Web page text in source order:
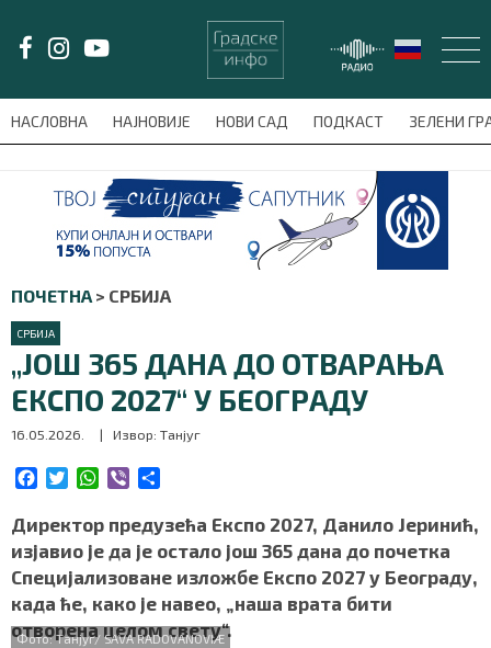
НАСЛОВНА НАЈНОВИЈЕ НОВИ САД ПОДКАСТ ЗЕЛЕНИ
meni'); $this_item = current( wp_filter_object_list(
ПОЧЕТНА > СРБИЈА
СРБИЈА
„ЈОШ 365 ДАНА ДО ОТВАРАЊА
ЕКСПО 2027“ У БЕОГРАДУ
16.05.2026. | Извор: Танјуг
c
e
b
o
o
k
i
t
t
e
r
W
a
t
s
A
p
p
b
e
r
a
r
e
Директор предузећа Експо 2027, Данило Јеринић,
изјавио је да је остало још 365 дана до почетка
Специјализоване изложбе Експо 2027 у Београду,
када ће, како је навео, „наша врата бити
отворена целом свету“.
Фото: Танјуг/ SAVA RADOVANOVIÆ
LAT/ЋИР
НАСЛОВНА
НАЈНОВИЈЕ
НОВИ САД
ПОДКАСТ
ЗЕЛЕНИ ГРАД
ВИДЕО
БЛОГ
СРБИЈА